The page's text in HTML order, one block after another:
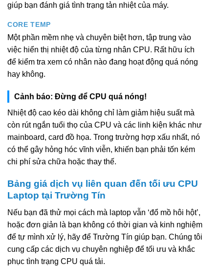
giúp bạn đánh giá tình trạng tản nhiệt của máy.
CORE TEMP
Một phần mềm nhẹ và chuyên biệt hơn, tập trung vào
việc hiển thị nhiệt độ của từng nhân CPU. Rất hữu ích
để kiểm tra xem có nhân nào đang hoạt động quá nóng
hay không.
Cảnh báo: Đừng để CPU quá nóng!
Nhiệt độ cao kéo dài không chỉ làm giảm hiệu suất mà
còn rút ngắn tuổi thọ của CPU và các linh kiện khác như
mainboard, card đồ họa. Trong trường hợp xấu nhất, nó
có thể gây hỏng hóc vĩnh viễn, khiến bạn phải tốn kém
chi phí sửa chữa hoặc thay thế.
Bảng giá dịch vụ liên quan đến tối ưu CPU
Laptop tại Trường Tín
Nếu bạn đã thử mọi cách mà laptop vẫn ‘đổ mồ hôi hột’,
hoặc đơn giản là bạn không có thời gian và kinh nghiệm
để tự mình xử lý, hãy để Trường Tín giúp bạn. Chúng tôi
cung cấp các dịch vụ chuyên nghiệp để tối ưu và khắc
phục tình trạng CPU quá tải.